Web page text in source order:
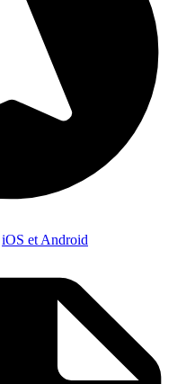
iOS et Android